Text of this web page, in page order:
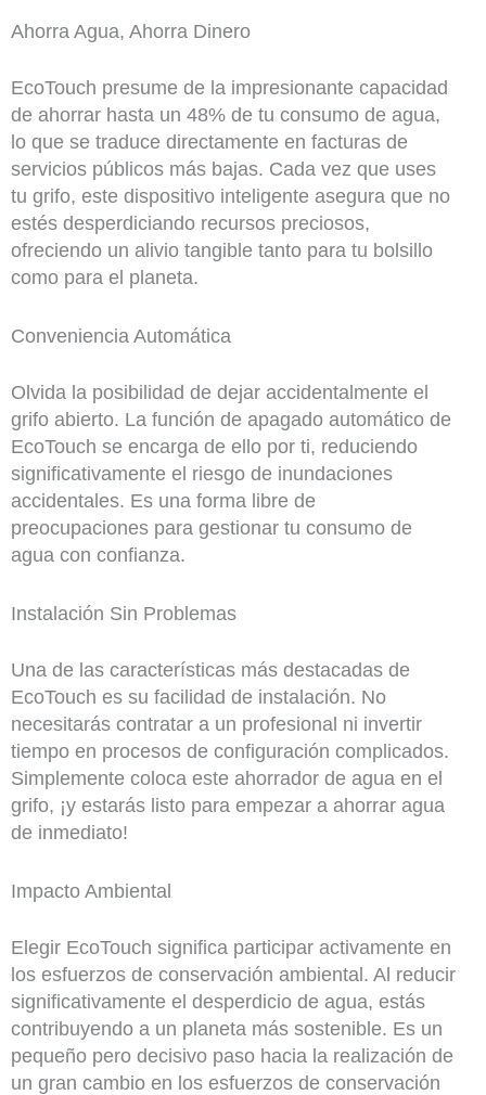
Ahorra Agua, Ahorra Dinero
EcoTouch presume de la impresionante capacidad
de ahorrar hasta un 48% de tu consumo de agua,
lo que se traduce directamente en facturas de
servicios públicos más bajas. Cada vez que uses
tu grifo, este dispositivo inteligente asegura que no
estés desperdiciando recursos preciosos,
ofreciendo un alivio tangible tanto para tu bolsillo
como para el planeta.
Conveniencia Automática
Olvida la posibilidad de dejar accidentalmente el
grifo abierto. La función de apagado automático de
EcoTouch se encarga de ello por ti, reduciendo
significativamente el riesgo de inundaciones
accidentales. Es una forma libre de
preocupaciones para gestionar tu consumo de
agua con confianza.
Instalación Sin Problemas
Una de las características más destacadas de
EcoTouch es su facilidad de instalación. No
necesitarás contratar a un profesional ni invertir
tiempo en procesos de configuración complicados.
Simplemente coloca este ahorrador de agua en el
grifo, ¡y estarás listo para empezar a ahorrar agua
de inmediato!
Impacto Ambiental
Elegir EcoTouch significa participar activamente en
los esfuerzos de conservación ambiental. Al reducir
significativamente el desperdicio de agua, estás
contribuyendo a un planeta más sostenible. Es un
pequeño pero decisivo paso hacia la realización de
un gran cambio en los esfuerzos de conservación